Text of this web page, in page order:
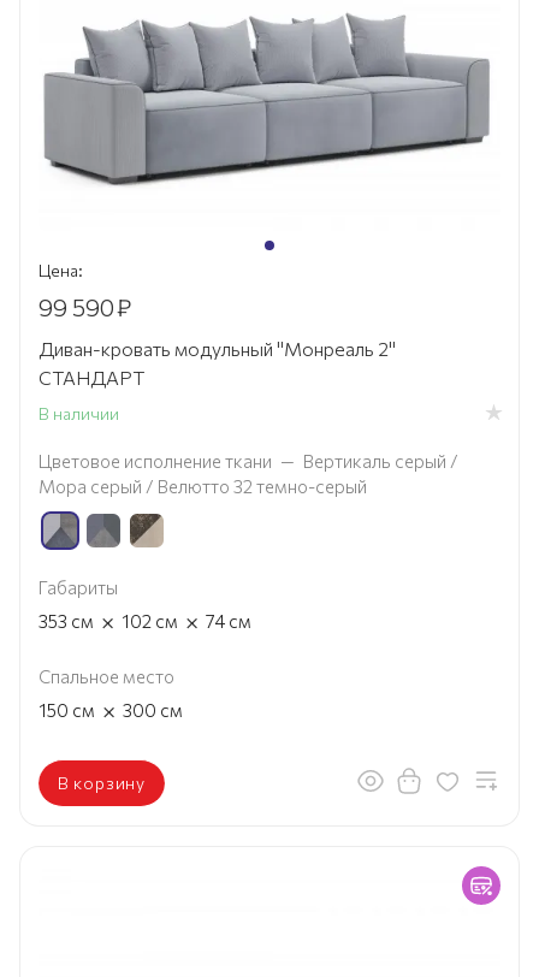
Цена:
99 590₽
Диван-кровать модульный "Монреаль 2"
СТАНДАРТ
В наличии
Цветовое исполнение ткани — Вертикаль серый /
Мора серый / Велютто 32 темно-серый
Габариты
353 см × 102 см × 74 см
Спальное место
150 см × 300 см
В корзину